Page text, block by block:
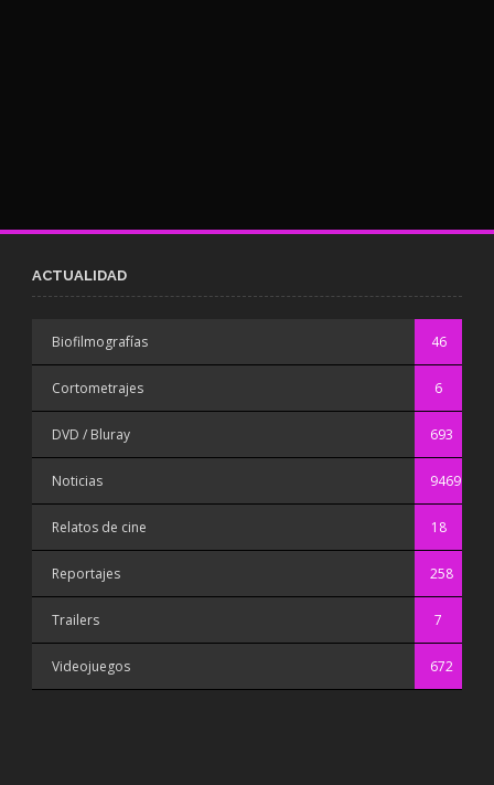
ACTUALIDAD
Biofilmografías 46
Cortometrajes 6
DVD / Bluray 693
Noticias 9469
Relatos de cine 18
Reportajes 258
Trailers 7
Videojuegos 672